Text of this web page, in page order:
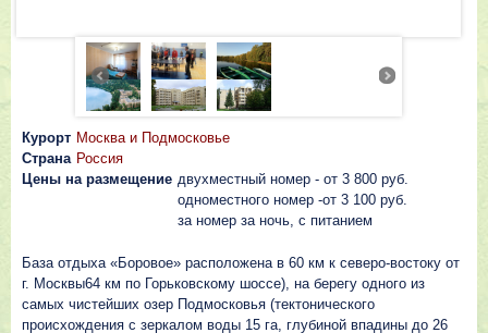
Курорт Москва и Подмосковье
Страна Россия
Цены на размещение двухместный номер - от 3 800 руб.
одноместного номер -от 3 100 руб.
за номер за ночь, с питанием
База отдыха «Боровое» расположена в 60 км к северо-востоку от
г. Москвы64 км по Горьковскому шоссе), на берегу одного из
самых чистейших озер Подмосковья (тектонического
происхождения с зеркалом воды 15 га, глубиной впадины до 26